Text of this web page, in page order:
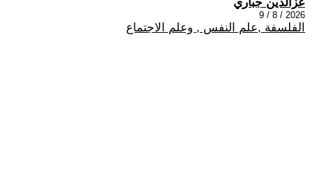
2026 / 8 / 9
الفلسفة ,علم النفس , وعلم الاجتماع